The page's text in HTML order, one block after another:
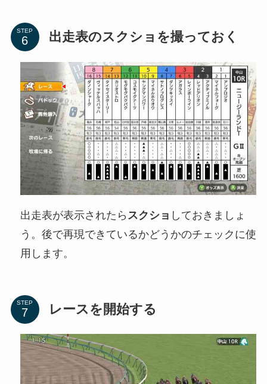
STEP 出走表のスクショを撮っておく
出走表が表示されたら スクショ しておきましょ
う。後で再現できているかどうかのチェックに使
用します。
STEP レースを開始する